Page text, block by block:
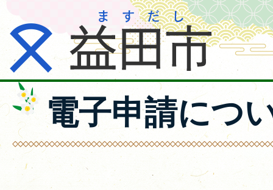
電子申請につ